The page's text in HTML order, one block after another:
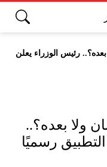
رئيس الوزراء يعلن
ولا بعده؟..
رسميًا